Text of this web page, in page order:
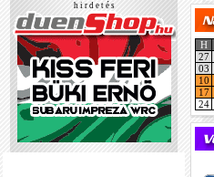
h i r d e t é s
H
27
03
10
17
24